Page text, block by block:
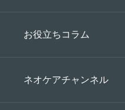
お役立ちコラム
ネオケアチャンネル